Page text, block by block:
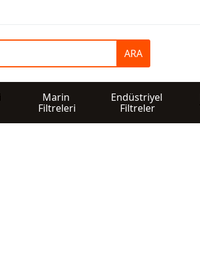
ARA
Marin
Filtreleri
Endüstriyel
Filtreler